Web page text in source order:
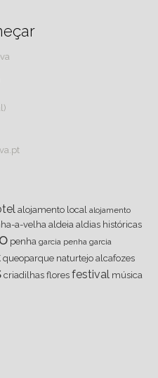
alojamento local alojamento
a-velha aldeia aldias históricas
penha garcia penha garcia
queoparque naturtejo alcafozes
criadilhas flores festival música